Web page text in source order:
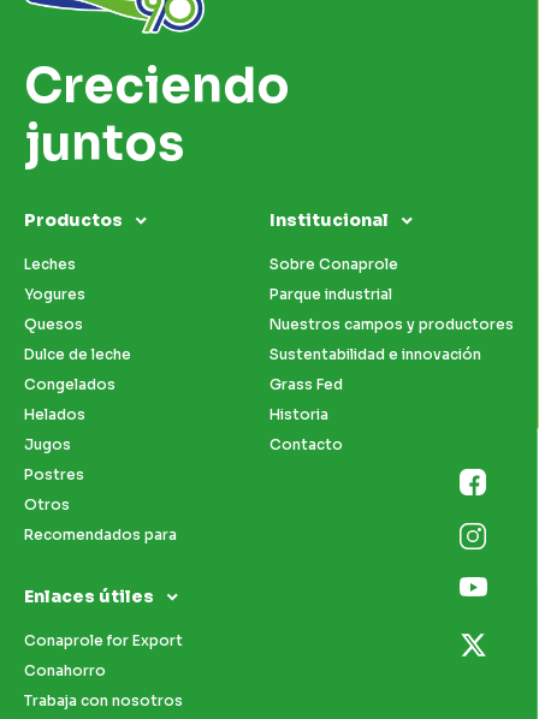
Creciendo
juntos
Productos
Leches
Yogures
Quesos
Dulce de leche
Congelados
Helados
Jugos
Postres
Otros
Recomendados para
Institucional
Sobre Conaprole
Parque industrial
Nuestros campos y productores
Sustentabilidad e innovación
Grass Fed
Historia
Contacto
Enlaces útiles
Conaprole for Export
Conahorro
Trabaja con nosotros